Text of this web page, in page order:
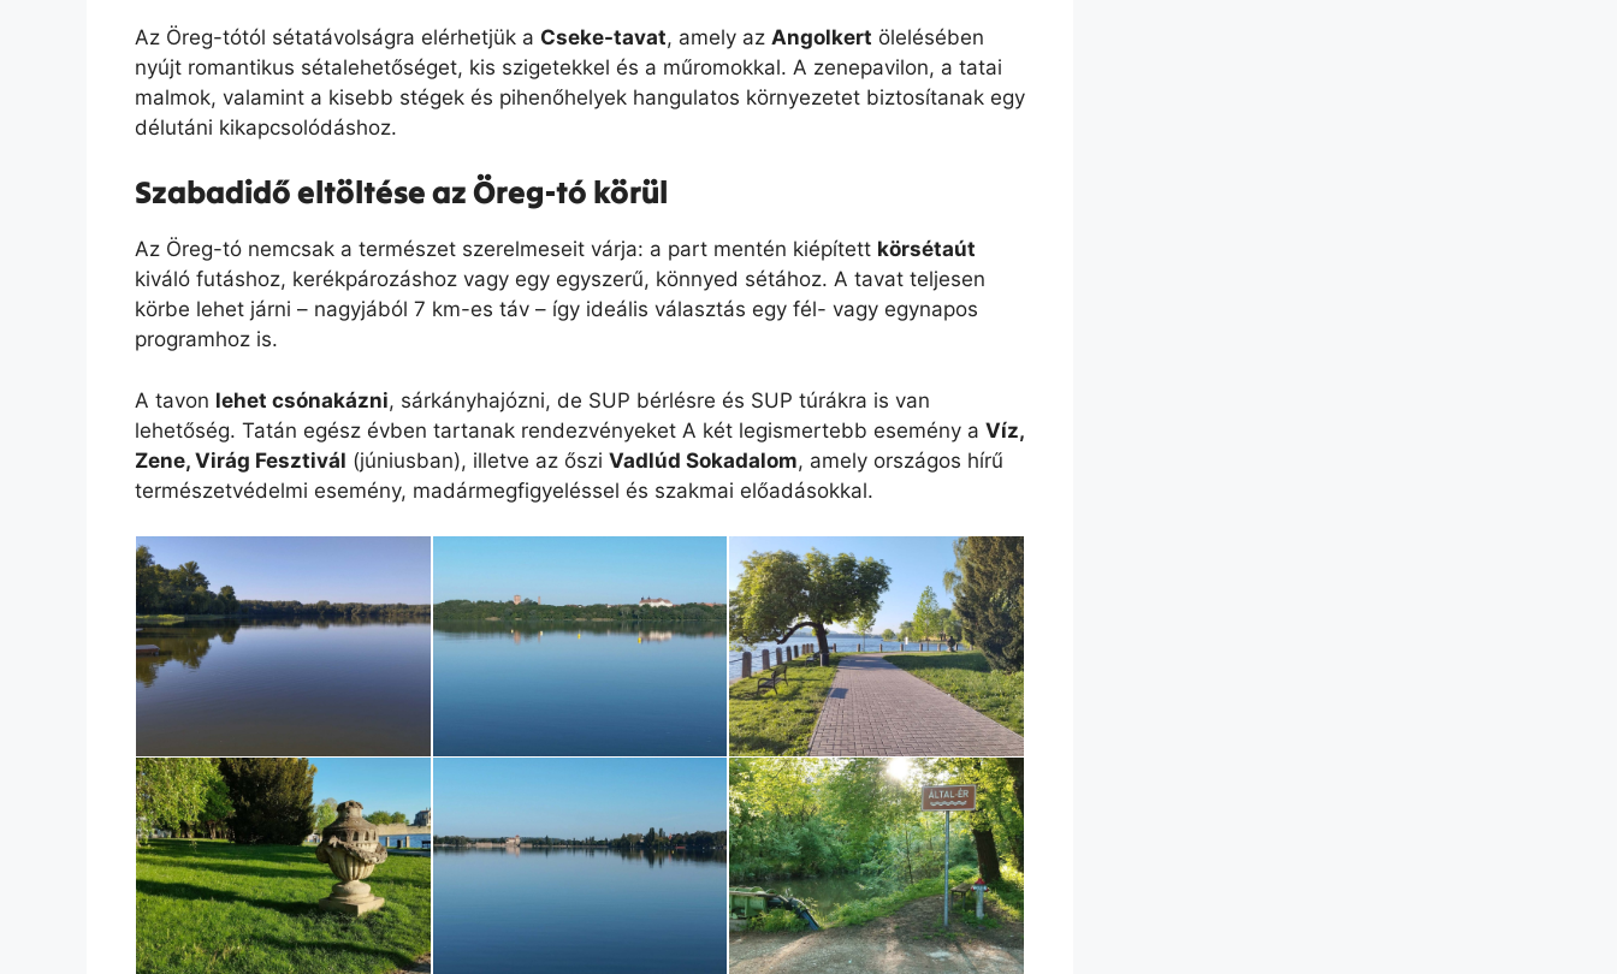
Az Öreg-tótól sétatávolságra elérhetjük a Cseke-tavat, amely az Angolkert ölelésében
nyújt romantikus sétalehetőséget, kis szigetekkel és a műromokkal. A zenepavilon, a tatai
malmok, valamint a kisebb stégek és pihenőhelyek hangulatos környezetet biztosítanak egy
délutáni kikapcsolódáshoz.
Szabadidő eltöltése az Öreg-tó körül
Az Öreg-tó nemcsak a természet szerelmeseit várja: a part mentén kiépített körsétaút
kiváló futáshoz, kerékpározáshoz vagy egy egyszerű, könnyed sétához. A tavat teljesen
körbe lehet járni – nagyjából 7 km-es táv – így ideális választás egy fél- vagy egynapos
programhoz is.
A tavon lehet csónakázni, sárkányhajózni, de SUP bérlésre és SUP túrákra is van
lehetőség. Tatán egész évben tartanak rendezvényeket A két legismertebb esemény a Víz,
Zene, Virág Fesztivál (júniusban), illetve az őszi Vadlúd Sokadalom, amely országos hírű
természetvédelmi esemény, madármegfigyeléssel és szakmai előadásokkal.